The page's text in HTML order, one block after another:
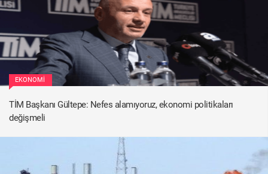
EKONOMI
TİM Başkanı Gültepe: Nefes alamıyoruz, ekonomi politikaları
değişmeli